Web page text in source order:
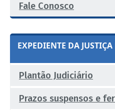
Fale Conosco
EXPEDIENTE DA JUSTIÇA
Plantão Judiciário
Prazos suspensos e